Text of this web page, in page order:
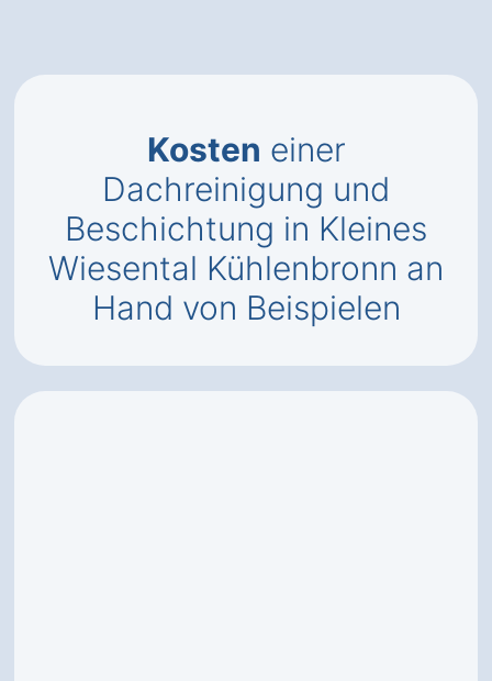
Kosten einer
Dachreinigung und
Beschichtung in Kleines
Wiesental Kühlenbronn an
Hand von Beispielen